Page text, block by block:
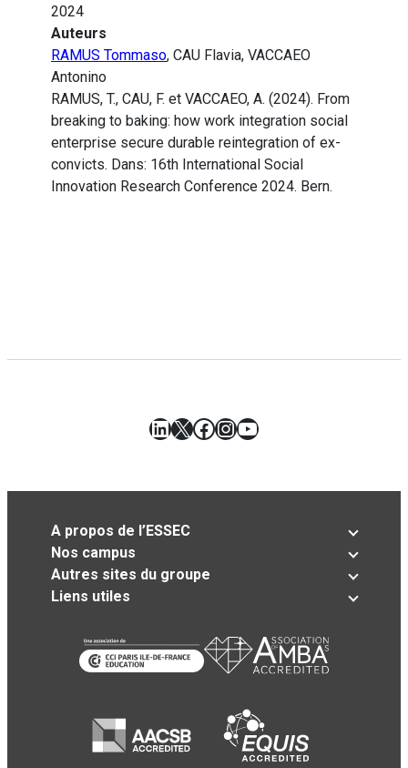
2024
Auteurs
RAMUS Tommaso, CAU Flavia, VACCAEO
Antonino
RAMUS, T., CAU, F. et VACCAEO, A. (2024). From
breaking to baking: how work integration social
enterprise secure durable reintegration of ex-
convicts. Dans: 16th International Social
Innovation Research Conference 2024. Bern.
LinkedIn
X Facebook
Instagram
YouTube
A propos de l’ESSEC
Nos campus
Autres sites du groupe
Liens utiles